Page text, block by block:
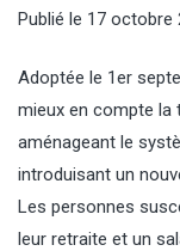
Publié le 17 octobre
Adoptée le 1er
mieux en compte la
aménageant le
introduisant un
Les personnes
leur retraite et un